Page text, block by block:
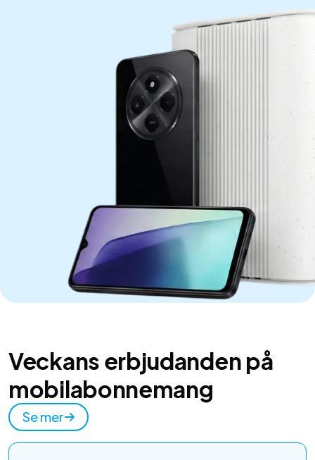
Veckans erbjudanden på
mobilabonnemang
Se mer